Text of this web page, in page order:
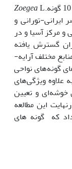
ZoegeaL.از تیره کاسنیان، به ­طور تقریبی دارای 10 گونه
تورانی و
مرکز آسیا و در
گسترش یافته
مختلف آرایه­
گونه‌های نواحی
­علاوه ویژگی‌های
خوشه‌ای و تعیین
این مطالعه
که گونه­ های